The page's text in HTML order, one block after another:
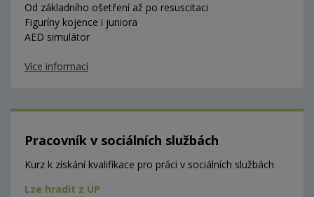
Od základního ošetření až po resuscitaci
Figuríny kojence i juniora
AED simulátor
Více informací
Pracovník v sociálních službách
Kurz k získání kvalifikace pro práci v sociálních službách
Lze hradit z ÚP